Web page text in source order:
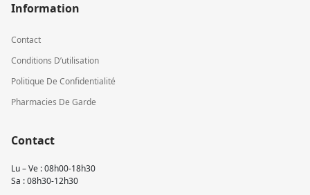
Information
Contact
Conditions D’utilisation
Politique De Confidentialité
Pharmacies De Garde
Contact
Lu – Ve : 08h00-18h30
Sa : 08h30-12h30